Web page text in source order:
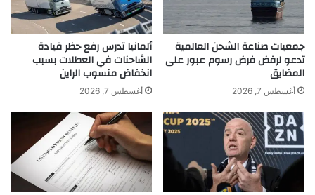
الجنوبية تسعى صفقة كوريا
لإبرام
ي
ل
ق
ف
ا
ت
ا
ل
أ
و
ن
ص
ة
.
ت
و
ق
جمعيات صناعة الشحن العالمية
تدعو لرفض فرض رسوم عبور على
المضايق
أغسطس 7, 2026
ألمانيا تدرس رفع حظر قيادة
الشاحنات في العطلات بسبب
انخفاض منسوب الراين
أغسطس 7, 2026